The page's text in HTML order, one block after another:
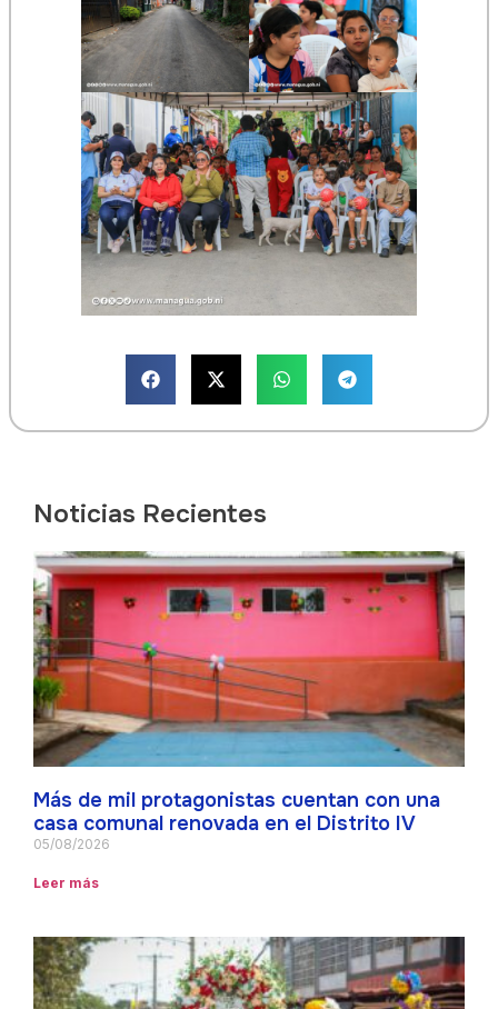
Noticias Recientes
Más de mil protagonistas cuentan con una
casa comunal renovada en el Distrito IV
05/08/2026
Leer más